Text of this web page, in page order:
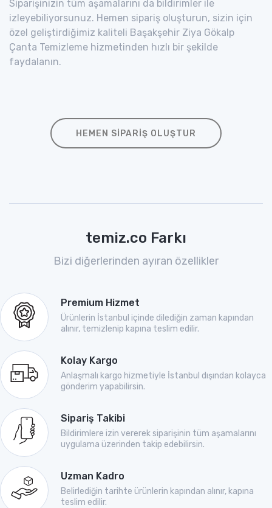
Siparişinizin tüm aşamalarını da bildirimler ile
izleyebiliyorsunuz. Hemen sipariş oluşturun, sizin için
özel geliştirdiğimiz kaliteli Başakşehir Ziya Gökalp
Çanta Temizleme hizmetinden hızlı bir şekilde
faydalanın.
HEMEN SIPARIŞ OLUŞTUR
temiz.co Farkı
Bizi diğerlerinden ayıran özellikler
Premium Hizmet
Ürünlerin İstanbul içinde dilediğin zaman kapından
alınır, temizlenip kapına teslim edilir.
Kolay Kargo
Anlaşmalı kargo hizmetiyle İstanbul dışından kolayca
gönderim yapabilirsin.
Sipariş Takibi
Bildirimlere izin vererek siparişinin tüm aşamalarını
uygulama üzerinden takip edebilirsin.
Uzman Kadro
Belirlediğin tarihte ürünlerin kapından alınır, kapına
teslim edilir.